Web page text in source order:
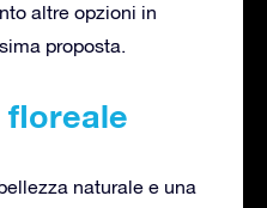
altre opzioni in
proposta.
floreale
naturale e una